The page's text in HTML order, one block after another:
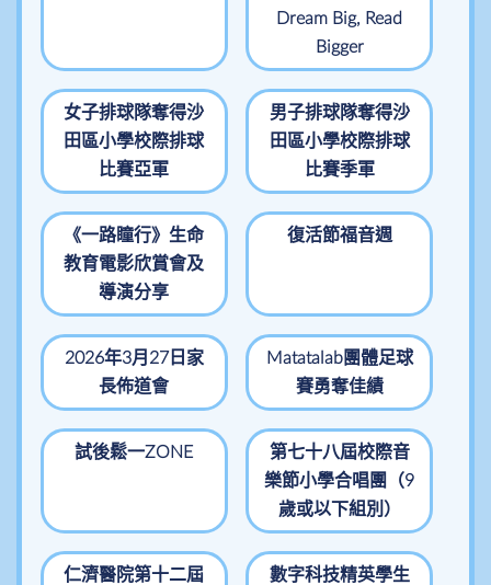
Dream Big, Read
Bigger
女子排球隊奪得沙
田區小學校際排球
比賽亞軍
男子排球隊奪得沙
田區小學校際排球
比賽季軍
《一路瞳行》生命
教育電影欣賞會及
導演分享
復活節福音週
2026年3月27日家
長佈道會
Matatalab團體足球
賽勇奪佳績
試後鬆一ZONE
第七十八屆校際音
樂節小學合唱團（9
歲或以下組別）
仁濟醫院第十二屆
數字科技精英學生